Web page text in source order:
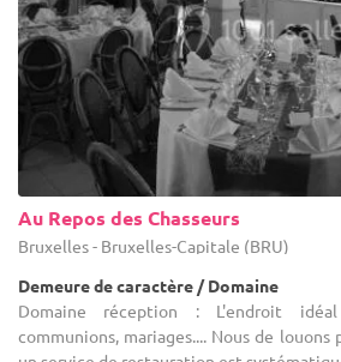
Au Repos des Chasseurs
Bruxelles - Bruxelles-Capitale (BRU)
Demeure de caractère / Domaine
Domaine réception : L'endroit
communions, mariages.... Nous de louons